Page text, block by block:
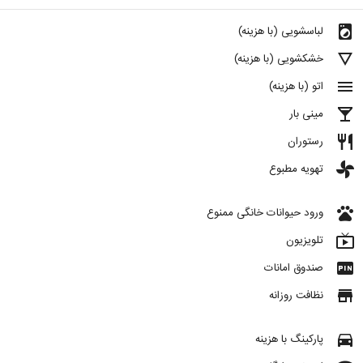
local_laundry_service لباسشویی (با هزینه)
details خشکشویی (با هزینه)
menu اتو (با هزینه)
local_bar مینی بار
restaurant رستوران
toys تهویه مطبوع
pets ورود حیوانات خانگی ممنوع
live_tv تلویزیون
fiber_pin صندوق امانات
store نظافت روزانه
directions_car پارکینگ با هزینه